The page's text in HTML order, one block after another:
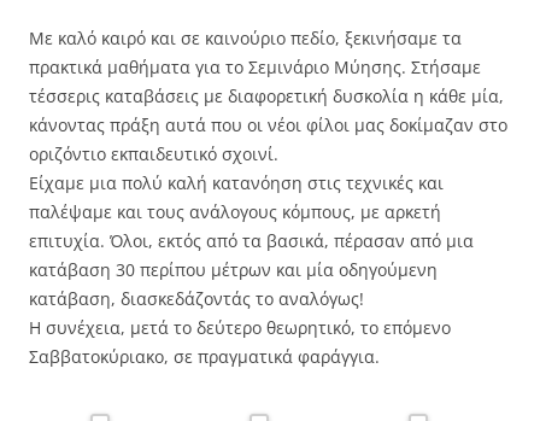
Με καλό καιρό και σε καινούριο πεδίο, ξεκινήσαμε τα
πρακτικά μαθήματα για το Σεμινάριο Μύησης. Στήσαμε
τέσσερις καταβάσεις με διαφορετική δυσκολία η κάθε μία,
κάνοντας πράξη αυτά που οι νέοι φίλοι μας δοκίμαζαν στο
οριζόντιο εκπαιδευτικό σχοινί.
Είχαμε μια πολύ καλή κατανόηση στις τεχνικές και
παλέψαμε και τους ανάλογους κόμπους, με αρκετή
επιτυχία. Όλοι, εκτός από τα βασικά, πέρασαν από μια
κατάβαση 30 περίπου μέτρων και μία οδηγούμενη
κατάβαση, διασκεδάζοντάς το αναλόγως!
Η συνέχεια, μετά το δεύτερο θεωρητικό, το επόμενο
Σαββατοκύριακο, σε πραγματικά φαράγγια.